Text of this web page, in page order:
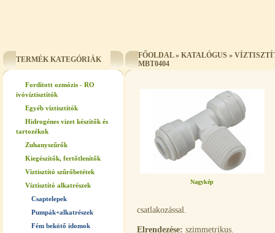
TERMÉK KATEGÓRIÁK
Fordított ozmózis - RO
ivóvíztisztítók
Egyéb víztisztítók
Hidrogénes vizet készítők és
tartozékok
Zuhanyszűrők
Kiegészítők, fertőtlenítők
Víztisztító szűrőbetétek
Víztisztító alkatrészek
Csaptelepek
Pumpák+alkatrészek
Fém bekötő idomok
FŐOLDAL» KATALÓGUS »
MBT0404
Nagykép
csatlakozással.
Elrendezése: szimmetrikus.